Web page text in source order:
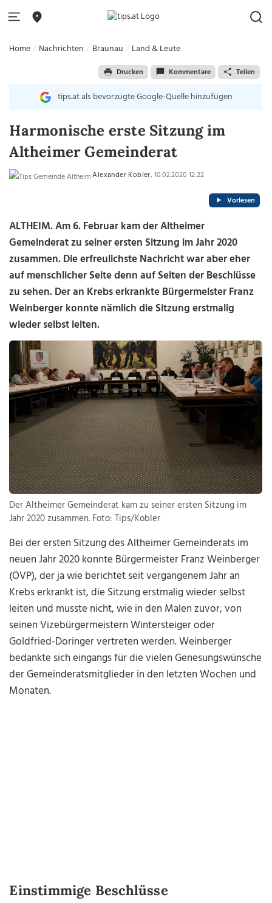
Home Nachrichten Braunau Land & Leute
Drucken Kommentare Teilen
tips.at als bevorzugte Google-Quelle hinzufügen
Harmonische erste Sitzung im
Altheimer Gemeinderat
Alexander Kobler, 10.02.2020 12:22
Vorlesen
ALTHEIM. Am 6. Februar kam der Altheimer
Gemeinderat zu seiner ersten Sitzung im Jahr 2020
zusammen. Die erfreulichste Nachricht war aber eher
auf menschlicher Seite denn auf Seiten der Beschlüsse
zu sehen. Der an Krebs erkrankte Bürgermeister Franz
Weinberger konnte nämlich die Sitzung erstmalig
wieder selbst leiten.
Der Altheimer Gemeinderat kam zu seiner ersten Sitzung im
Jahr 2020 zusammen. Foto: Tips/Kobler
Bei der ersten Sitzung des Altheimer Gemeinderats im
neuen Jahr 2020 konnte Bürgermeister Franz Weinberger
(ÖVP), der ja wie berichtet seit vergangenem Jahr an
Krebs erkrankt ist, die Sitzung erstmalig wieder selbst
leiten und musste nicht, wie in den Malen zuvor, von
seinen Vizebürgermeistern Wintersteiger oder
Goldfried-Doringer vertreten werden. Weinberger
bedankte sich eingangs für die vielen Genesungswünsche
der Gemeinderatsmitglieder in den letzten Wochen und
Monaten.
Einstimmige Beschlüsse